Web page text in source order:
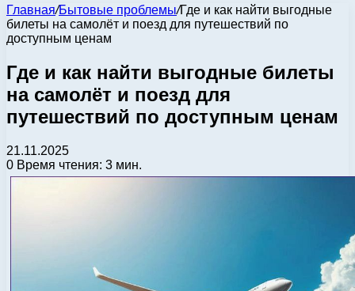
Главная/Бытовые проблемы/Где и как найти выгодные
билеты на самолёт и поезд для путешествий по
доступным ценам
Где и как найти выгодные билеты
на самолёт и поезд для
путешествий по доступным ценам
21.11.2025
0 Время чтения: 3 мин.